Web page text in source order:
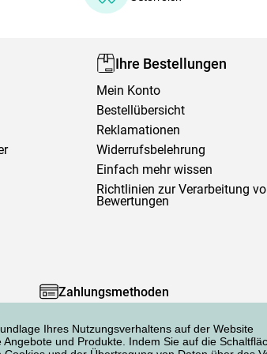
Ihres Nutzungsverhaltens auf der Website
und Produkte. Indem Sie auf die
Ihre Bestellungen
Mein Konto
Bestellübersicht
Reklamationen
Widerrufsbelehrung
Einfach mehr wissen
Richtlinien zur Verarbeitung
Bewertungen
Zahlungsmethoden